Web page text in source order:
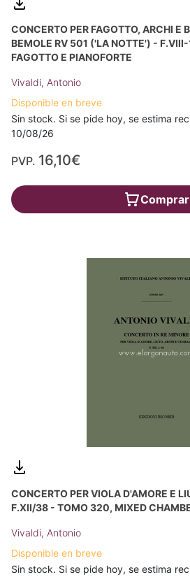
CONCERTO PER FAGOTTO, ARCHI E
BEMOLE RV 501 ('LA NOTTE') - F.VIII-
FAGOTTO E PIANOFORTE
Vivaldi, Antonio
Disponible en breve
Sin stock. Si se pide hoy, se estima
10/08/26
PVP. 16,10€
Comprar
CONCERTO PER VIOLA D'AMORE E
F.XII/38 - TOMO 320, MIXED
Vivaldi, Antonio
Disponible en breve
Sin stock. Si se pide hoy, se estima